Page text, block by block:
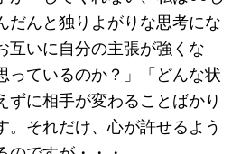
だんと独りよがりな思考にな
互いに自分の主張が強くな
っているのか？」「どんな状
ずに相手が変わることばかり
。それだけ、心が許せるよう